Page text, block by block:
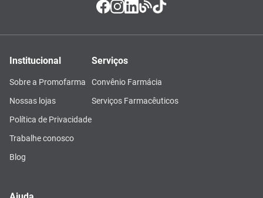
Institucional
Sobre a Promofarma
Nossas lojas
Política de Privacidade
Trabalhe conosco
Blog
Serviços
Convênio Farmácia
Serviços Farmacêuticos